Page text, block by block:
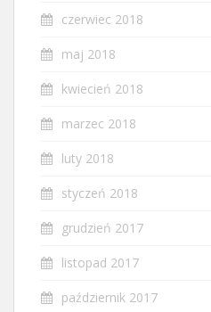
czerwiec 2018
maj 2018
kwiecień 2018
marzec 2018
luty 2018
styczeń 2018
grudzień 2017
listopad 2017
październik 2017